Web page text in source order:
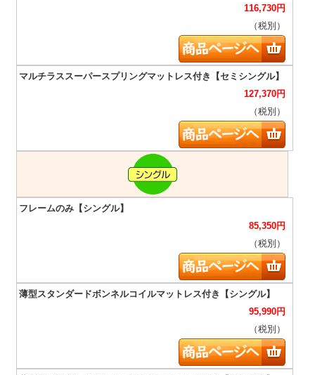
116,730円
（税別）
127,370円
（税別）
85,350円
（税別）
95,990円
（税別）